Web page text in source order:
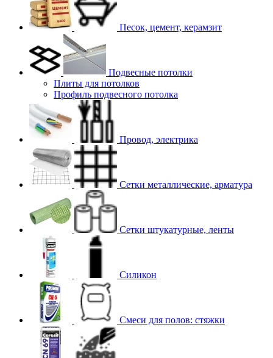
Песок, цемент, керамзит
Подвесные потолки
Плиты для потолков
Профиль подвесного потолка
Провод, электрика
Сетки металлические, арматура
Сетки штукатурные, ленты
Силикон
Смеси для полов: стяжки